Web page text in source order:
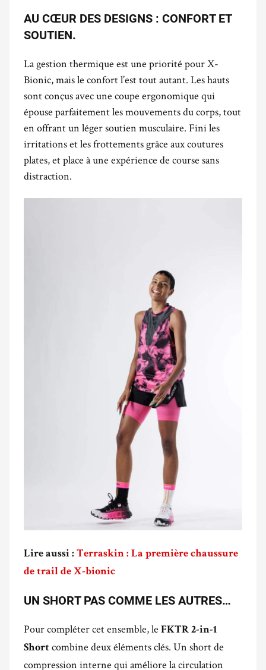
AU CŒUR DES DESIGNS : CONFORT ET
SOUTIEN.
La gestion thermique est une priorité pour X-
Bionic, mais le confort l’est tout autant. Les hauts
sont conçus avec une coupe ergonomique qui
épouse parfaitement les mouvements du corps, tout
en offrant un léger soutien musculaire. Fini les
irritations et les frottements grâce aux coutures
plates, et place à une expérience de course sans
distraction.
Lire aussi : Terraskin : La première chaussure
de trail de X-bionic
UN SHORT PAS COMME LES AUTRES…
Pour compléter cet ensemble, le FKTR 2-in-1
Short combine deux éléments clés. Un short de
compression interne qui améliore la circulation